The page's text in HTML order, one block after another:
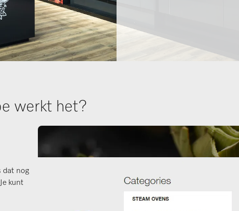
werkt het?
dat nog
kunt